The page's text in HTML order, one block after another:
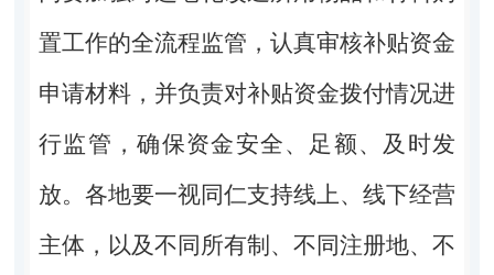
置工作的全流程监管，认真审核补贴资金
申请材料，并负责对补贴资金拨付情况进
行监管，确保资金安全、足额、及时发
放。各地要一视同仁支持线上、线下经营
主体，以及不同所有制、不同注册地、不